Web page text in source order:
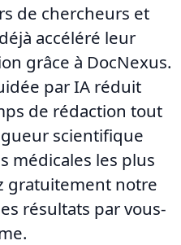
de chercheurs et
accéléré leur
grâce à DocNexus.
par IA réduit
de rédaction tout
scientifique
médicales les plus
gratuitement notre
résultats par vous-